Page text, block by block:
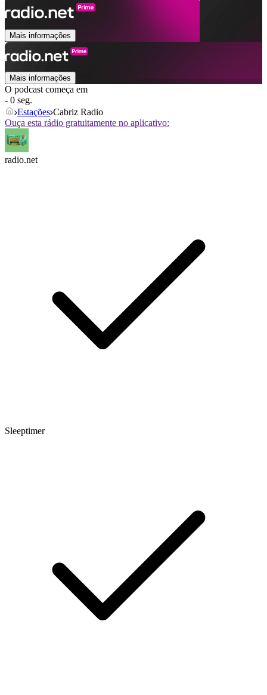
Mais informações
Mais informações
O podcast começa em
- 0 seg.
Estações Cabriz Radio
Ouça esta rádio gratuitamente no aplicativo:
radio.net
Sleeptimer